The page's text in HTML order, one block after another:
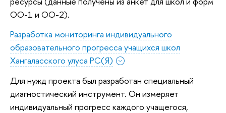
ОО-1 и ОО-2).
Разработка мониторинга индивидуального
образовательного прогресса учащихся школ
Хангаласского улуса РС(Я)
Для нужд проекта был разработан специальный
диагностический инструмент. Он измеряет
индивидуальный прогресс каждого учащегося,